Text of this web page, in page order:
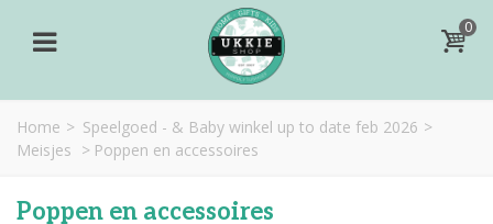
0
Home > Speelgoed - & Baby winkel up to date feb 2026 >
Meisjes > Poppen en accessoires
Poppen en accessoires